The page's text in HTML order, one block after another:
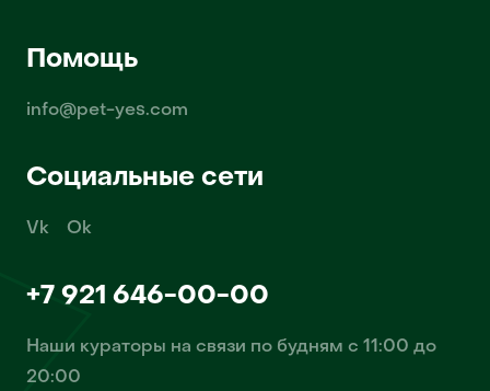
Помощь
info@pet-yes.com
Социальные сети
Vk Ok
+7 921 646-00-00
Наши кураторы на связи по будням с 11:00 до
20:00